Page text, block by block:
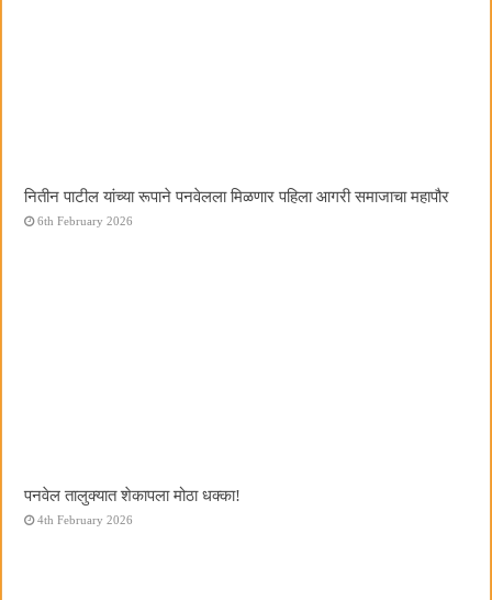
नितीन पाटील यांच्या रूपाने पनवेलला मिळणार पहिला आगरी समाजाचा महापौर
6th February 2026
पनवेल तालुक्यात शेकापला मोठा धक्का!
4th February 2026